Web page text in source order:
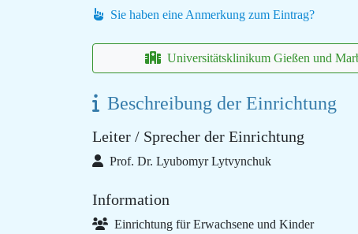
Sie haben eine Anmerkung zum Eintrag?
Universitätsklinikum Gießen und
Beschreibung der Einrichtung
Leiter / Sprecher der Einrichtung
Prof. Dr. Lyubomyr Lytvynchuk
Information
Einrichtung für Erwachsene und Kinder